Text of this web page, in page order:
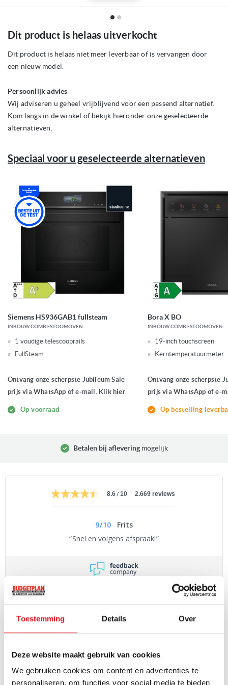
Toestemming Details Over
Deze website maakt gebruik van cookies
We gebruiken cookies om content en advertenties te
personaliseren, om functies voor social media te bieden
naar
begin
van
Dit product is helaas uitverkocht
Dit product is helaas niet meer leverbaar of is vervangen door
een nieuw model.
Persoonlijk advies
Wij adviseren u geheel vrijblijvend voor een passend alternatief.
Kom langs in de winkel of bekijk hieronder onze geselecteerde
alternatieven.
Speciaal voor u geselecteerde alternatieven
Siemens HS936GAB1 fullsteam
INBOUW COMBI-STOOMOVEN
1 voudige telescooprails
FullSteam
Ontvang onze scherpste Jubileum Sale-
prijs via WhatsApp of e-mail. Klik hier
Op voorraad
Bora X BO
INBOUW COMBI-STOOMOVEN
19-inch touchscreen
Kerntemperatuurmeter
Ontvang onze scherpste
prijs via WhatsApp of e-
Op bestelling
Betalen bij aflevering mogelijk
8.6/ 10 2.669 reviews
9/10
Frits
Snel en volgens afspraak!
PRODUCTOMSCHRIJVING
De Atag CS6611C is een 60 cm hoge inbouw combi-stoomoven
met een culisensor: een kerntemperatuurmeter om de exacte
automatische programma's, 11 ovenfuncties en 3 stoomfuncties,
zoals een professioneel SousVide programma voor resultaten
zoals u gewend bent in een sterrenchef restaurant. Tevens
Lees volledige productomschrijving